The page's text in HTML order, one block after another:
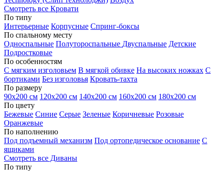
Смотреть все Кровати
По типу
Интерьерные Корпусные Спринг-боксы
По спальному месту
Односпальные Полутороспальные Двуспальные Детские
Подростковые
По особенностям
С мягким изголовьем В мягкой обивке На высоких ножках С
бортиками Без изголовья Кровать-тахта
По размеру
90х200 см 120х200 см 140х200 см 160х200 см 180х200 см
По цвету
Бежевые Синие Серые Зеленые Коричневые Розовые
Оранжевые
По наполнению
Под подъемный механизм Под ортопедическое основание С
ящиками
Смотреть все Диваны
По типу